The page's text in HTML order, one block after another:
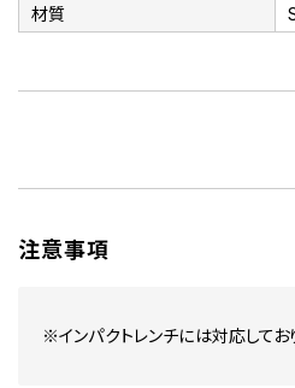
材質
注意事項
※インパクトレンチには対応してお